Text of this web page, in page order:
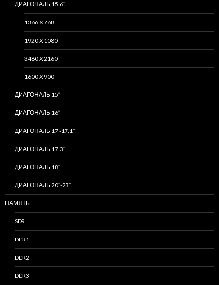
ДИАГОНАЛЬ 15.6″
1366 X 768
1920 X 1080
3480 X 2160
1600 X 900
ДИАГОНАЛЬ 15″
ДИАГОНАЛЬ 16″
ДИАГОНАЛЬ 17 -17.1″
ДИАГОНАЛЬ 17.3″
ДИАГОНАЛЬ 18″
ДИАГОНАЛЬ 20″-23″
ПАМЯТЬ
SDR
DDR1
DDR2
DDR3